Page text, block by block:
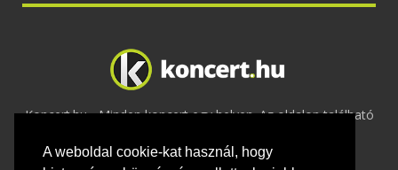
A weboldal cookie-kat használ, hogy
Koncert.hu - Minden koncert egy helyen. Az oldalon található
2020 Adatvédelem-ÁSZF-Felhasználási